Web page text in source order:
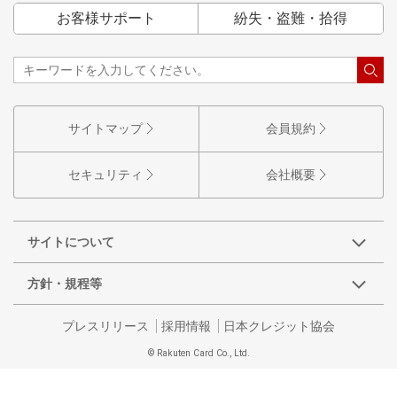
お客様サポート 紛失・盗難・拾得
サイトマップ 会員規約
セキュリティ 会社概要
サイトについて
方針・規程等
プレスリリース 採用情報 日本クレジット協会
© Rakuten Card Co., Ltd.